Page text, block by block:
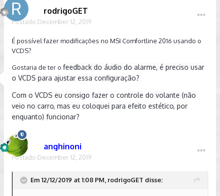
rodrigoGET
Postado December 12, 2019
É possível fazer modificações no MSI Comfortline 2016 usando o
VCDS?
Gostaria de ter o feedback do áudio do alarme, é preciso usar
o VCDS para ajustar essa configuração?
Com o VCDS eu consigo fazer o controle do volante (não
veio no carro, mas eu coloquei para efeito estético, por
enquanto) funcionar?
anghinoni
Postado December 12, 2019
Em 12/12/2019 at 1:08 PM, rodrigoGET disse: